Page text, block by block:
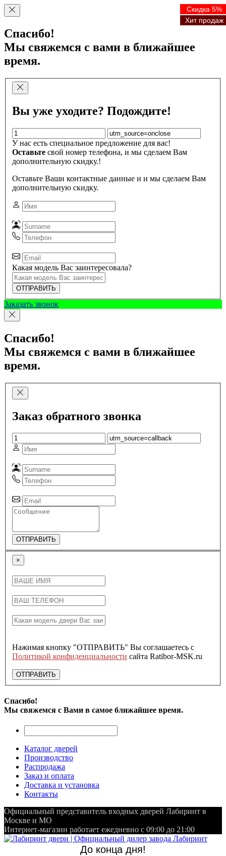
Спасибо!
Мы свяжемся с вами в ближайшее
время.
Вы уже уходите? Подождите!
У нас есть специальное предложение для вас!
Оставьте свой номер телефона, и мы сделаем Вам
дополнительную скидку.!
Оставьте Ваши контактные данные и и мы сделаем Вам
дополнительную скидку.
Какая модель Вас заинтересовала?
ОТПРАВИТЬ
Заказать звонок
Спасибо!
Мы свяжемся с вами в ближайшее
время.
Заказ обратного звонка
ОТПРАВИТЬ
×
Нажимая кнопку "ОТПРАВИТЬ" Вы соглашаетесь с
Политикой конфиденциальности сайта Ratibor-MSK.ru
ОТПРАВИТЬ
Спасибо!
Мы свяжемся с Вами в самое ближайшее время.
Каталог дверей
Производство
Распродажа
Заказ и оплата
Доставка и установка
Контакты
Официальный представитель входных дверей Лабиринт в
Москве и МО
Интернет-магазин работает ежедневно с 09:00 до 21:00
До конца дня!
Скидка 5%
Хит продаж
Скидка 5%
Хит продаж
Скидка 5%
Хит продаж
Скидка 5%
Хит продаж